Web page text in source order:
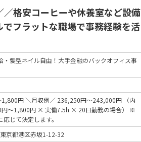
格安コーヒーや休養室など設備
フラットな職場で事務経験を活
・髪型ネイル自由！大手金融のバックオフィス事
円 ＼月収例／ 236,250円～243,000円 （内
円～1,800円 × 実働7.5h × 20日勤務の場合） ※
じて決定します。
京都港区赤坂1-12-32